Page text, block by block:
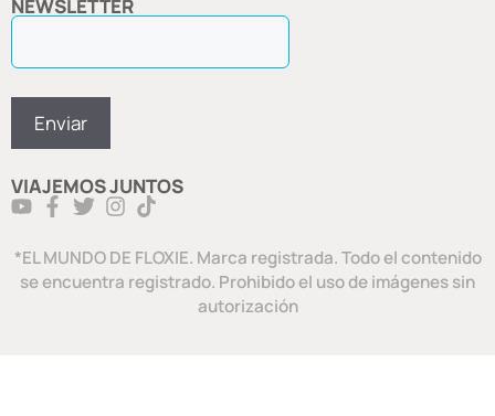
NEWSLETTER
VIAJEMOS JUNTOS
*EL MUNDO DE FLOXIE. Marca registrada. Todo el contenido
se encuentra registrado. Prohibido el uso de imágenes sin
autorización